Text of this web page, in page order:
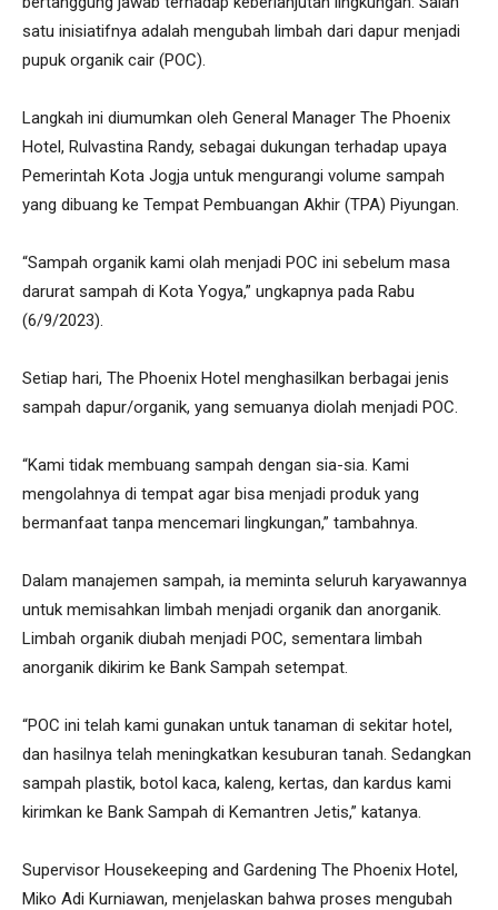
satu inisiatifnya adalah mengubah limbah dari dapur menjadi
pupuk organik cair (POC).
Langkah ini diumumkan oleh General Manager The Phoenix
Hotel, Rulvastina Randy, sebagai dukungan terhadap upaya
Pemerintah Kota Jogja untuk mengurangi volume sampah
yang dibuang ke Tempat Pembuangan Akhir (TPA) Piyungan.
“Sampah organik kami olah menjadi POC ini sebelum masa
darurat sampah di Kota Yogya,” ungkapnya pada Rabu
(6/9/2023).
Setiap hari, The Phoenix Hotel menghasilkan berbagai jenis
sampah dapur/organik, yang semuanya diolah menjadi POC.
“Kami tidak membuang sampah dengan sia-sia. Kami
mengolahnya di tempat agar bisa menjadi produk yang
bermanfaat tanpa mencemari lingkungan,” tambahnya.
Dalam manajemen sampah, ia meminta seluruh karyawannya
untuk memisahkan limbah menjadi organik dan anorganik.
Limbah organik diubah menjadi POC, sementara limbah
anorganik dikirim ke Bank Sampah setempat.
“POC ini telah kami gunakan untuk tanaman di sekitar hotel,
dan hasilnya telah meningkatkan kesuburan tanah. Sedangkan
sampah plastik, botol kaca, kaleng, kertas, dan kardus kami
kirimkan ke Bank Sampah di Kemantren Jetis,” katanya.
Supervisor Housekeeping and Gardening The Phoenix Hotel,
Miko Adi Kurniawan, menjelaskan bahwa proses mengubah